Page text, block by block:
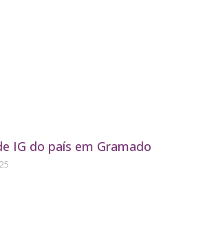
IG do país em Gramado